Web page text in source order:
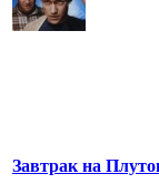
Завтрак на